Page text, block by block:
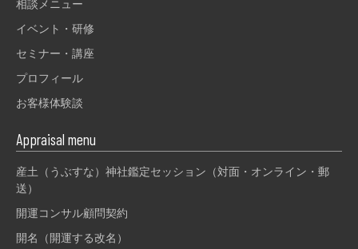
相談メニュー
イベント・研修
セミナー・講座
プロフィール
お客様体験談
Appraisal menu
産土（うぶすな）神社鑑定セッション（対面・オンライン・郵
送）
開運コンサル顧問契約
開名（開運する改名）